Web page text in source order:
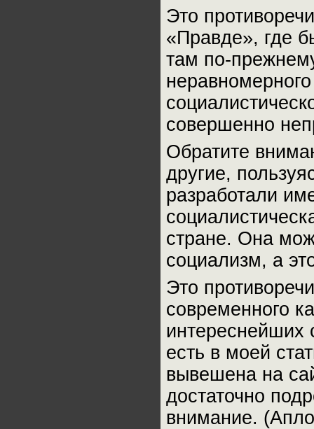
Это
«Правде», где
там по-
совершенно
Обратите
другие,
разработали
стране. Она
социализм, а
Это
современного
интереснейших
есть в моей
вывешена на
достаточно
внимание.